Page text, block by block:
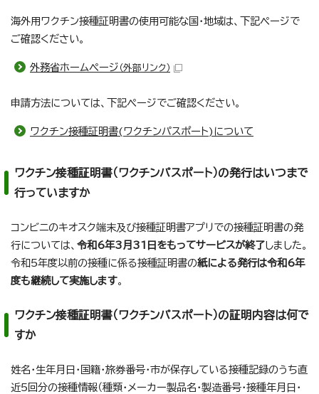
海外用ワクチン接種証明書の使用可能な国・地域は、下記ページで
ご確認ください。
外務省ホームページ （外部リンク）
申請方法については、下記ページでご確認ください。
ワクチン接種証明書(ワクチンパスポート)について
ワクチン接種証明書（ワクチンパスポート）の発行はいつまで
行っていますか
コンビニのキオスク端末及び接種証明書アプリでの接種証明書の発
行については、 令和6年3月31日をもってサービスが終了しました。
令和5年度以前の接種に係る接種証明書の紙による発行は令和6年
度も継続して実施します。
ワクチン接種証明書（ワクチンパスポート）の証明内容は何で
すか
姓名・生年月日・国籍・旅券番号・市が保存している接種記録のうち直
近5回分の接種情報（種類・メーカー製品名・製造番号・接種年月日・